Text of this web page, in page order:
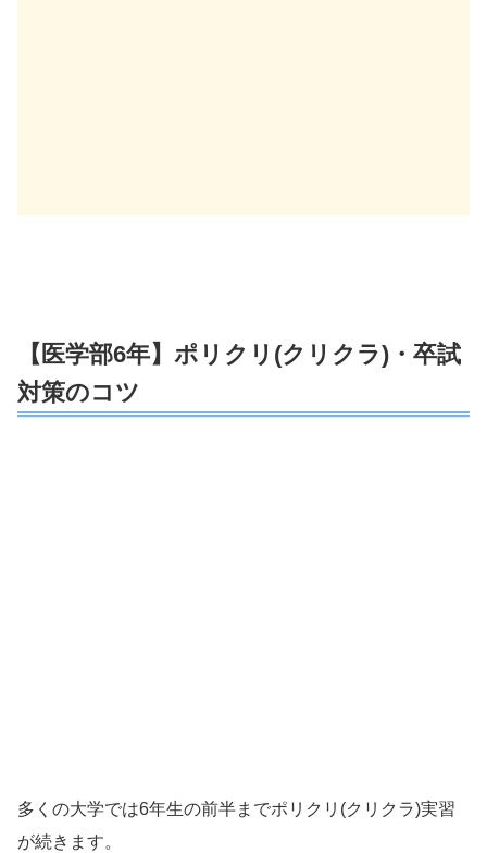
【医学部6年】ポリクリ(クリクラ)・卒試
対策のコツ
多くの大学では6年生の前半までポリクリ(クリクラ)実習
が続きます。